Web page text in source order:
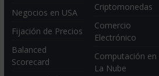
Negocios en USA
Fijación de Precios
Balanced
Scorecard
Criptomonedas
Comercio
Electrónico
Computación en
La Nube